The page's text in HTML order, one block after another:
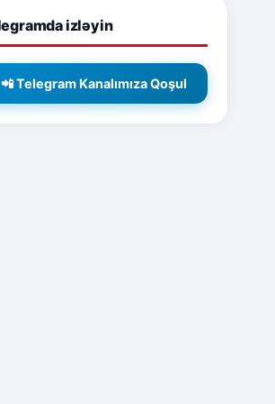
izləyin
📲 Telegram Kanalımıza Qoşul